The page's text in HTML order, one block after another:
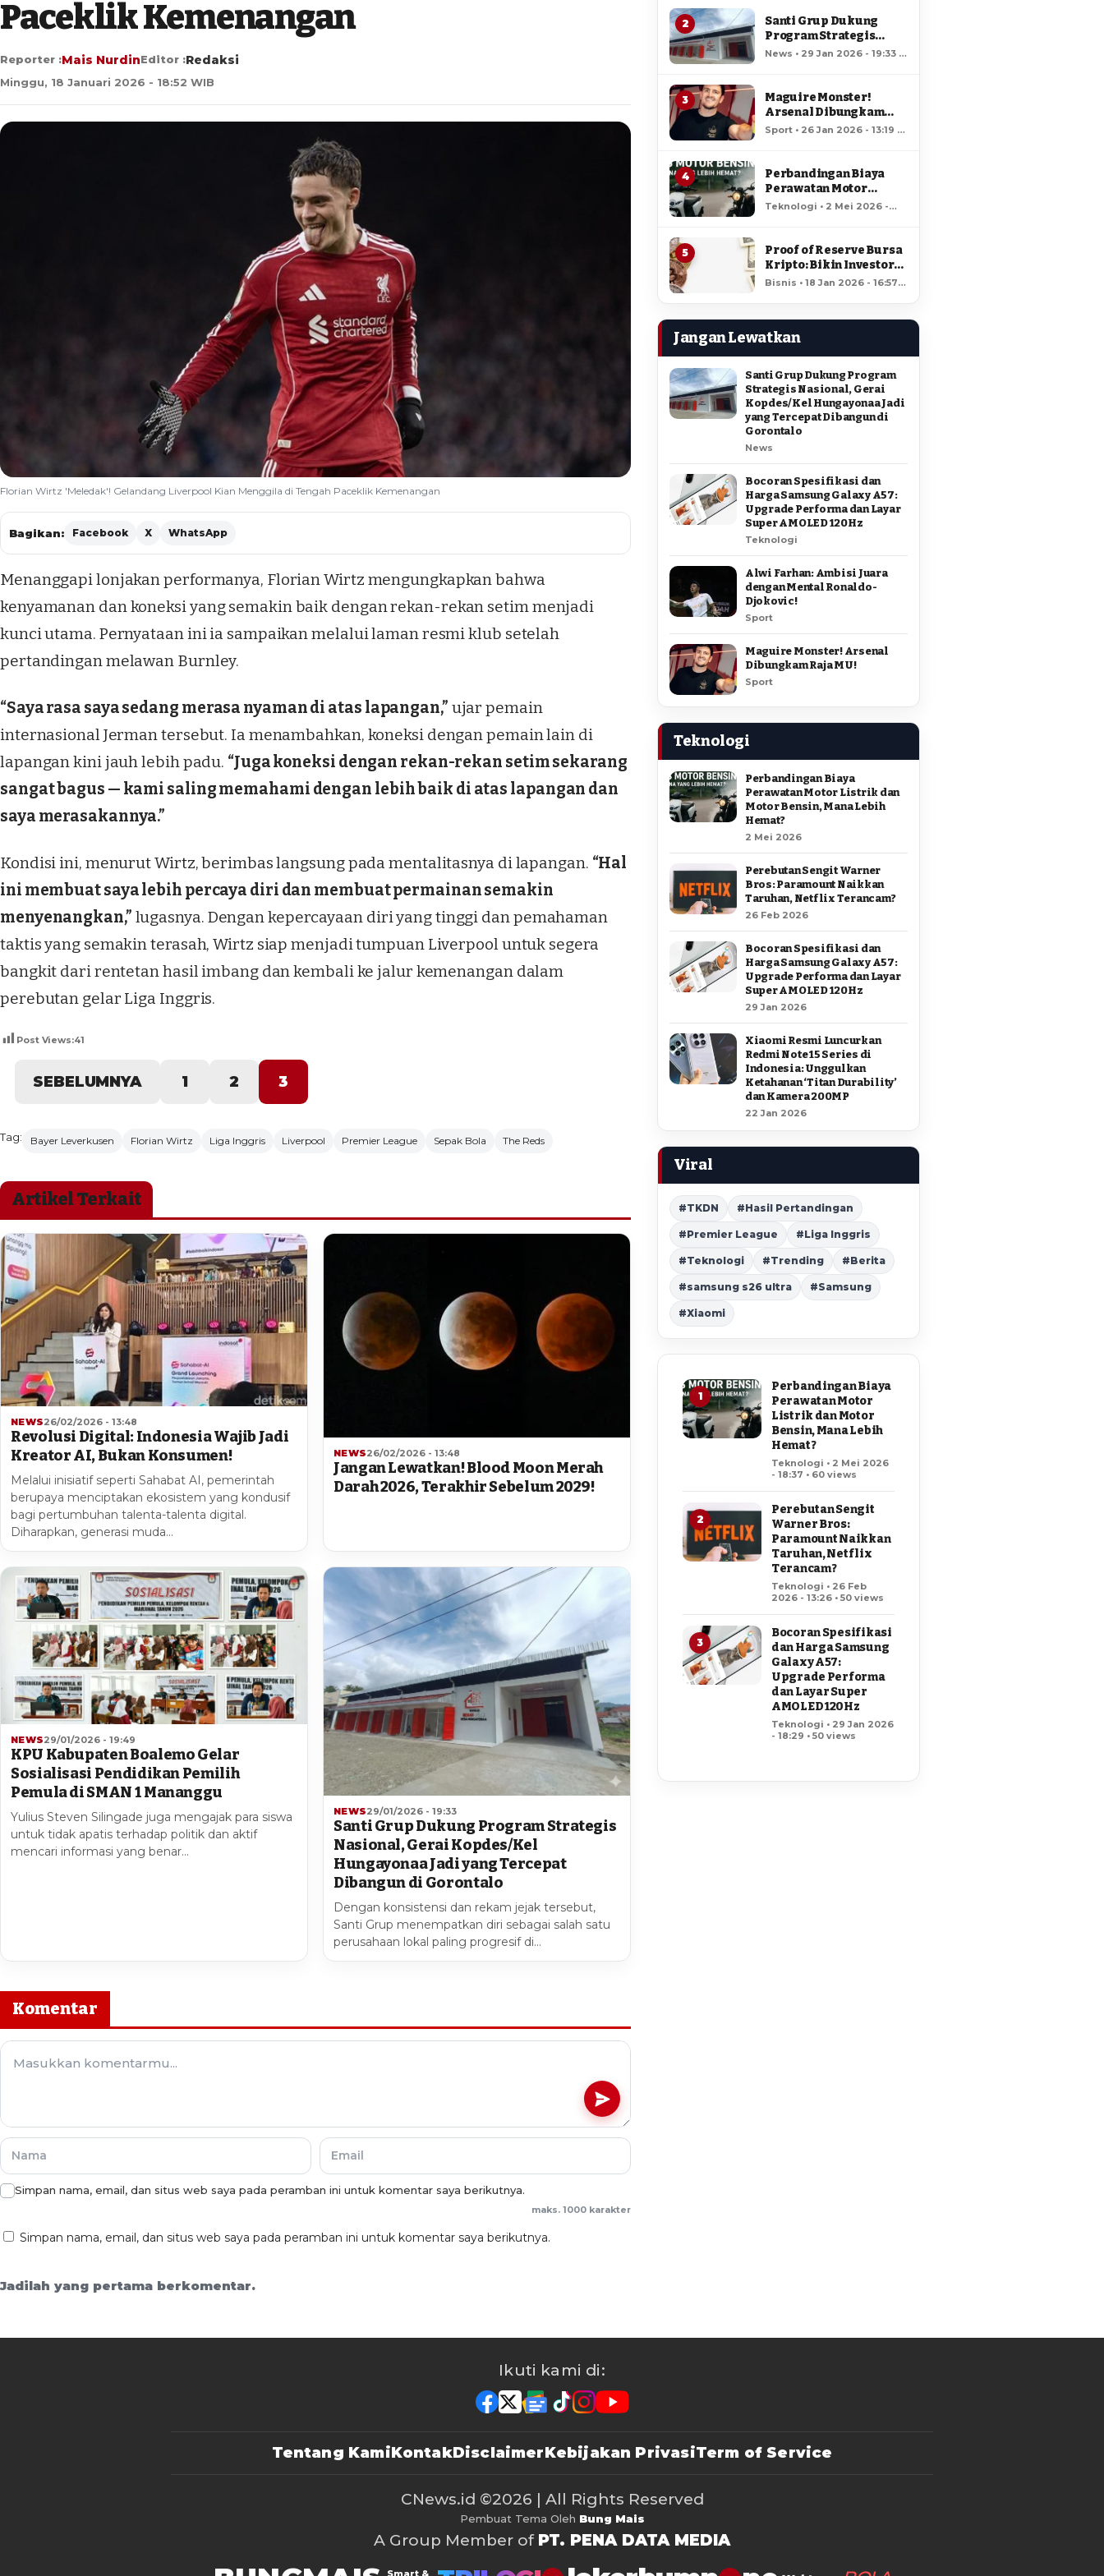
Paceklik Kemenangan
Reporter :Mais NurdinEditor :Redaksi
Minggu, 18 Januari 2026 - 18:52 WIB
Florian Wirtz 'Meledak'! Gelandang Liverpool Kian Menggila di Tengah Paceklik Kemenangan
Bagikan: Facebook X WhatsApp
Menanggapi lonjakan performanya, Florian Wirtz mengungkapkan bahwa
kenyamanan dan koneksi yang semakin baik dengan rekan-rekan setim menjadi
kunci utama. Pernyataan ini ia sampaikan melalui laman resmi klub setelah
pertandingan melawan Burnley.
“Saya rasa saya sedang merasa nyaman di atas lapangan,” ujar pemain
internasional Jerman tersebut. Ia menambahkan, koneksi dengan pemain lain di
lapangan kini jauh lebih padu. “Juga koneksi dengan rekan-rekan setim sekarang
sangat bagus — kami saling memahami dengan lebih baik di atas lapangan dan
saya merasakannya.”
Kondisi ini, menurut Wirtz, berimbas langsung pada mentalitasnya di lapangan. “Hal
ini membuat saya lebih percaya diri dan membuat permainan semakin
menyenangkan,” lugasnya. Dengan kepercayaan diri yang tinggi dan pemahaman
taktis yang semakin terasah, Wirtz siap menjadi tumpuan Liverpool untuk segera
bangkit dari rentetan hasil imbang dan kembali ke jalur kemenangan dalam
perebutan gelar Liga Inggris.
Post Views:41
SEBELUMNYA 1 2 3
Tag: Bayer Leverkusen Florian Wirtz Liga Inggris Liverpool Premier League Sepak Bola The Reds
Artikel Terkait
NEWS26/02/2026 - 13:48
Revolusi Digital: Indonesia Wajib Jadi
Kreator AI, Bukan Konsumen!
Melalui inisiatif seperti Sahabat AI, pemerintah
berupaya menciptakan ekosistem yang kondusif
bagi pertumbuhan talenta-talenta digital.
Diharapkan, generasi muda…
NEWS26/02/2026 - 13:48
Jangan Lewatkan! Blood Moon Merah
Darah 2026, Terakhir Sebelum 2029!
NEWS29/01/2026 - 19:49
KPU Kabupaten Boalemo Gelar
Sosialisasi Pendidikan Pemilih
Pemula di SMAN 1 Mananggu
Yulius Steven Silingade juga mengajak para siswa
untuk tidak apatis terhadap politik dan aktif
mencari informasi yang benar…
NEWS29/01/2026 - 19:33
Santi Grup Dukung Program Strategis
Nasional, Gerai Kopdes/Kel
Hungayonaa Jadi yang Tercepat
Dibangun di Gorontalo
Dengan konsistensi dan rekam jejak tersebut,
Santi Grup menempatkan diri sebagai salah satu
perusahaan lokal paling progresif di…
Komentar
Simpan nama, email, dan situs web saya pada peramban ini untuk komentar saya berikutnya.
maks. 1000 karakter
Simpan nama, email, dan situs web saya pada peramban ini untuk komentar saya berikutnya.
Jadilah yang pertama berkomentar.
2
Santi Grup Dukung
Program Strategis
Nasional, Gerai
Tercepat Dibangun di
Gorontalo
News • 29 Jan 2026 - 19:33 •
3
Maguire Monster!
Arsenal Dibungkam
Raja MU!
Sport • 26 Jan 2026 - 13:19 •
4
Perbandingan Biaya
Perawatan Motor
Listrik dan Motor
Teknologi • 2 Mei 2026 -
5
Proof of Reserve Bursa
Kripto: Bikin Investor
Kaya Raya?
Bisnis • 18 Jan 2026 - 16:57 •
Jangan Lewatkan
Santi Grup Dukung Program
Strategis Nasional, Gerai
Kopdes/Kel Hungayonaa Jadi
yang Tercepat Dibangun di
Gorontalo
News
Bocoran Spesifikasi dan
Harga Samsung Galaxy A57:
Upgrade Performa dan Layar
Super AMOLED 120Hz
Teknologi
Alwi Farhan: Ambisi Juara
dengan Mental Ronaldo-
Djokovic!
Sport
Maguire Monster! Arsenal
Dibungkam Raja MU!
Sport
Teknologi
Perbandingan Biaya
Perawatan Motor Listrik dan
Motor Bensin, Mana Lebih
Hemat?
2 Mei 2026
Perebutan Sengit Warner
Bros: Paramount Naikkan
Taruhan, Netflix Terancam?
26 Feb 2026
Bocoran Spesifikasi dan
Harga Samsung Galaxy A57:
Upgrade Performa dan Layar
Super AMOLED 120Hz
29 Jan 2026
Xiaomi Resmi Luncurkan
Redmi Note 15 Series di
Indonesia: Unggulkan
Ketahanan ‘Titan Durability’
dan Kamera 200MP
22 Jan 2026
Viral
#TKDN #Hasil Pertandingan
#Premier League #Liga Inggris
#Teknologi #Trending #Berita
#samsung s26 ultra #Samsung
#Xiaomi
1
Perbandingan Biaya
Perawatan Motor
Listrik dan Motor
Bensin, Mana Lebih
Hemat?
Teknologi • 2 Mei 2026
- 18:37 • 60 views
2
Perebutan Sengit
Warner Bros:
Paramount Naikkan
Taruhan, Netflix
Terancam?
Teknologi • 26 Feb
2026 - 13:26 • 50 views
3
Bocoran Spesifikasi
dan Harga Samsung
Galaxy A57:
Upgrade Performa
dan Layar Super
AMOLED 120Hz
Teknologi • 29 Jan 2026
- 18:29 • 50 views
Ikuti kami di:
Tentang KamiKontakDisclaimerKebijakan PrivasiTerm of Service
CNews.id ©2026 | All Rights Reserved
Pembuat Tema Oleh Bung Mais
A Group Member of PT. PENA DATA MEDIA